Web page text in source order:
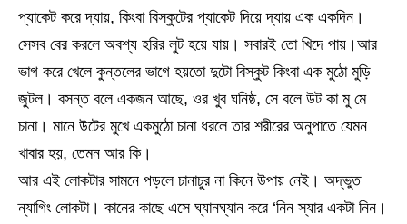
প্যাকেট করে দ্যায়, কিংবা বিস্কুটের প্যাকেট দিয়ে দ্যায় এক একদিন।
সেসব বের করলে অবশ্য হরির লুট হয়ে যায়। সবারই তো খিদে পায়।আর
ভাগ করে খেলে কুন্তলের ভাগে হয়তো দুটো বিস্কুট কিংবা এক মুঠো মুড়ি
জুটল। বসন্ত বলে একজন আছে, ওর খুব ঘনিষ্ঠ, সে বলে উট কা মু মে
চানা। মানে উটের মুখে একমুঠো চানা ধরলে তার শরীরের অনুপাতে যেমন
খাবার হয়, তেমন আর কি।
আর এই লোকটার সামনে পড়লে চানাচুর না কিনে উপায় নেই। অদ্ভুত
ন্যাগিং লোকটা। কানের কাছে এসে ঘ্যানঘ্যান করে ‘নিন স্যার একটা নিন।